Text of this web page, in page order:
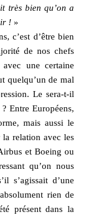
très bien qu’on a
! »
c’est d’être bien
de nos chefs
une certaine
quelqu’un de mal
Le sera-t-il
Entre Européens,
mais aussi le
relation avec les
et Boeing ou
qu’on nous
s’agissait d’une
rien de
présent dans la